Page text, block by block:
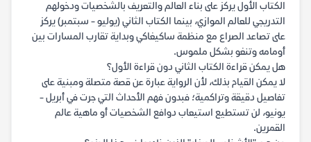
الكتاب الأول يركز على بناء العالم والتعريف بالشخصيات ودخولهم
التدريجي للعالم الموازي، بينما الكتاب الثاني (يوليو - سبتمبر) يركز
على تصاعد الصراع مع منظمة ساكيغاكي وبداية تقارب المسارات بين
أومامه وتنغو بشكل ملموس.
هل يمكن قراءة الكتاب الثاني دون قراءة الأول؟
لا يمكن القيام بذلك، لأن الرواية عبارة عن قصة متصلة ومبنية على
تفاصيل دقيقة وتراكمية؛ فبدون فهم الأحداث التي جرت في أبريل -
يونيو، لن تستطيع استيعاب دوافع الشخصيات أو ماهية عالم
القمرين.